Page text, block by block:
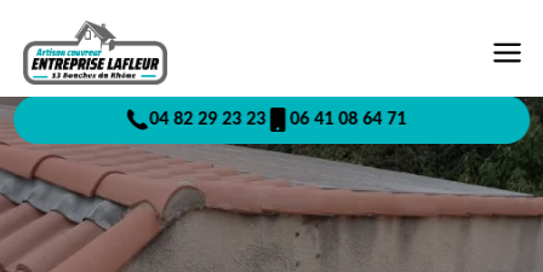
04 82 29 23 23 06 41 08 64 71